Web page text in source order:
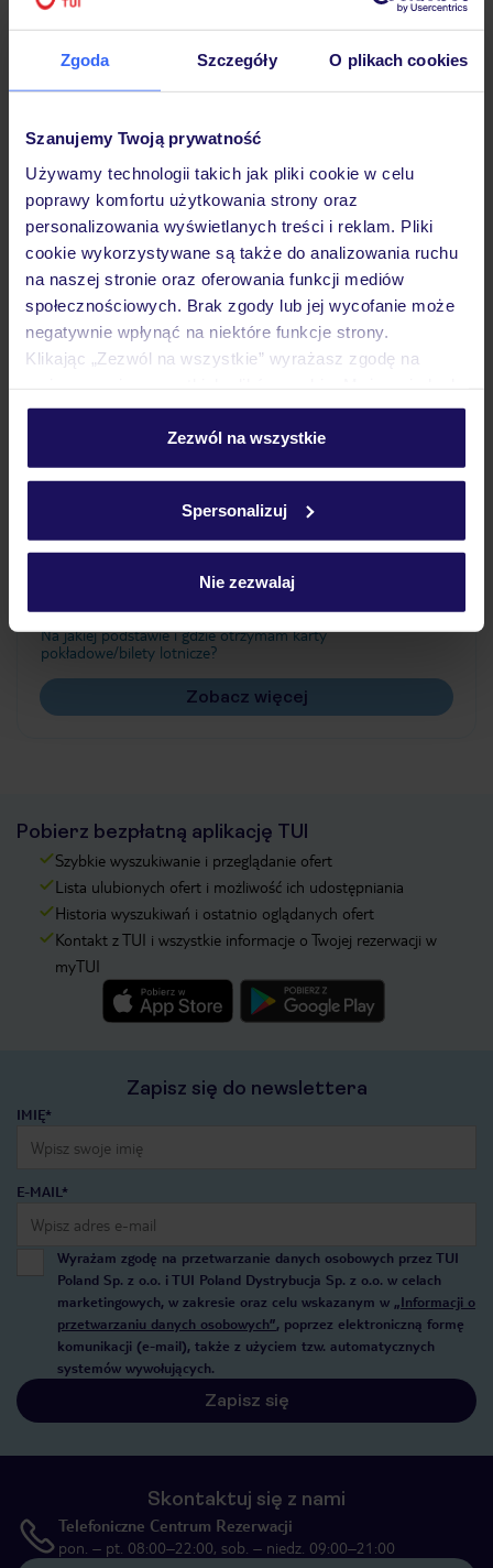
Zgoda Szczegóły O plikach cookies
Szanujemy Twoją prywatność
Używamy technologii takich jak pliki cookie w celu
poprawy komfortu użytkowania strony oraz
personalizowania wyświetlanych treści i reklam. Pliki
cookie wykorzystywane są także do analizowania ruchu
na naszej stronie oraz oferowania funkcji mediów
społecznościowych. Brak zgody lub jej wycofanie może
negatywnie wpłynąć na niektóre funkcje strony.
Klikając „Zezwól na wszystkie” wyrażasz zgodę na
personalizować swój wybór wchodząc w zakładkę
Szczegółowe informacje o plikach cookie znajdziesz
Zezwól na wszystkie
Spersonalizuj
Nie zezwalaj
Pokoje
Wyżywienie
Atrakcje
Ważne informacje
Często zadawane pytania
Jak zmienić uczestników/osobę zgłaszającą?
Czy w Hotelu będzie przedstawiciel TUI?
Na jakiej podstawie i gdzie otrzymam karty
pokładowe/bilety lotnicze?
Zobacz więcej
Pobierz bezpłatną aplikację TUI
Szybkie wyszukiwanie i przeglądanie ofert
Lista ulubionych ofert i możliwość ich udostępniania
Historia wyszukiwań i ostatnio oglądanych ofert
Kontakt z TUI i wszystkie informacje o Twojej rezerwacji w
myTUI
Zapisz się do newslettera
IMIĘ*
E-MAIL*
Wyrażam zgodę na przetwarzanie danych osobowych przez TUI
Poland Sp. z o.o. i TUI Poland Dystrybucja Sp. z o.o. w celach
marketingowych, w zakresie oraz celu wskazanym w „Informacji o
przetwarzaniu danych osobowych”, poprzez elektroniczną formę
komunikacji (e-mail), także z użyciem tzw. automatycznych
systemów wywołujących.
Zapisz się
Skontaktuj się z nami
Telefoniczne Centrum Rezerwacji
pon. – pt. 08:00–22:00, sob. – niedz. 09:00–21:00